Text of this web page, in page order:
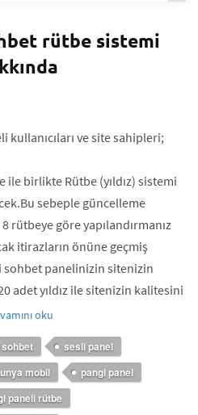
rütbe sistemi
kullanıcıları ve site sahipleri;
ile birlikte Rütbe (yıldız) sistemi
sebeple güncelleme
göre yapılandırmanız
itirazların önüne geçmiş
sohbet panelinizin sitenizin
adet yıldız ile sitenizin kalitesini
oku
sesli panel
mobil
pangi panel
paneli rütbe